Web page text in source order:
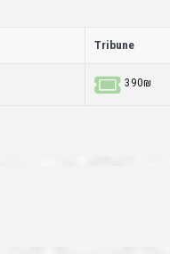
Tribune
390₪